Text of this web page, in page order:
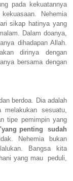
pada kekuatannya
Nehemia
sikap hatinya yang
Dalam doanya,
dihadapan Allah.
dirinya dengan
bersama dengan
berdoa. Dia adalah
melakukan sesuatu,
tipe pemimpin yang
penting sudah
Nehemia bukan
Bangsa kita
yang mau
peduli,